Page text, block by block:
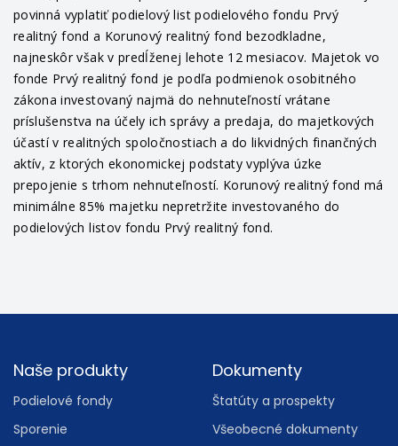
povinná vyplatiť podielový list podielového fondu Prvý
realitný fond a Korunový realitný fond bezodkladne,
najneskôr však v predĺženej lehote 12 mesiacov. Majetok vo
fonde Prvý realitný fond je podľa podmienok osobitného
zákona investovaný najmä do nehnuteľností vrátane
príslušenstva na účely ich správy a predaja, do majetkových
účastí v realitných spoločnostiach a do likvidných finančných
aktív, z ktorých ekonomickej podstaty vyplýva úzke
prepojenie s trhom nehnuteľností. Korunový realitný fond má
minimálne 85% majetku nepretržite investovaného do
podielových listov fondu Prvý realitný fond.
Footer
Naše produkty
Podielové fondy
Sporenie
Dokumenty
Štatúty a prospekty
Všeobecné dokumenty